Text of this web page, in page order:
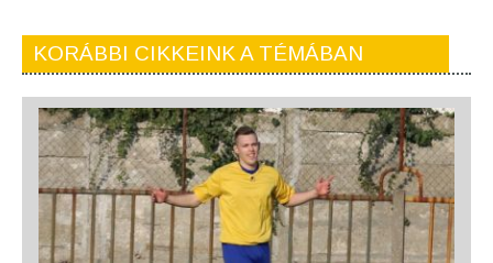
KORÁBBI CIKKEINK A TÉMÁBAN